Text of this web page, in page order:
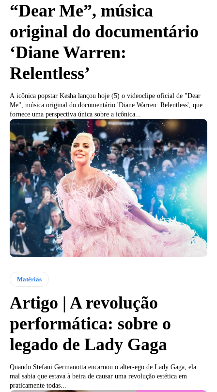
“Dear Me”, música
original do documentário
‘Diane Warren:
Relentless’
A icônica popstar Kesha lançou hoje (5) o videoclipe oficial de "Dear
Me", música original do documentário 'Diane Warren: Relentless', que
fornece uma perspectiva única sobre a icônica...
Matérias
Artigo | A revolução
performática: sobre o
legado de Lady Gaga
Quando Stefani Germanotta encarnou o alter-ego de Lady Gaga, ela
mal sabia que estava à beira de causar uma revolução estética em
praticamente todas...